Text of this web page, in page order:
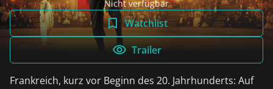
Nicht verfügbar
Watchlist
Trailer
Frankreich, kurz vor Beginn des 20. Jahrhunderts: Auf